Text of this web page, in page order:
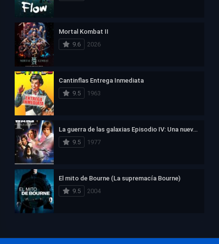
Mortal Kombat II
9.6
2026
Cantinflas Entrega Inmediata
9.5
1963
La guerra de las galaxias Episodio IV: Una nueva esperanza
9.5
1977
El mito de Bourne (La supremacía Bourne)
9.5
2004